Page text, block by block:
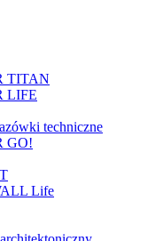
TITAN
LIFE
techniczne
GO!
Life